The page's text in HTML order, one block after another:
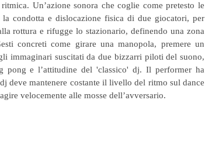
Un’azione sonora che coglie come pretesto le
condotta e dislocazione fisica di due giocatori, per
rottura e rifugge lo stazionario, definendo una zona
concreti come girare una manopola, premere un
immaginari suscitati da due bizzarri piloti del suono,
pong e l’attitudine del 'classico' dj. Il performer ha
deve mantenere costante il livello del ritmo sul dance
velocemente alle mosse dell’avversario.